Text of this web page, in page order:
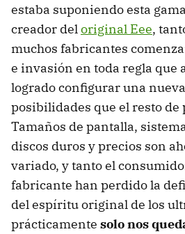
estaba suponiendo esta
creador deloriginal Eee,
muchos fabricantes
e invasión en toda regla que
logrado configurar una
posibilidades que el resto
Tamaños de pantalla,
discos duros y precios son
variado, y tanto el
fabricante han perdido la
del espíritu original de los
prácticamente solo nos